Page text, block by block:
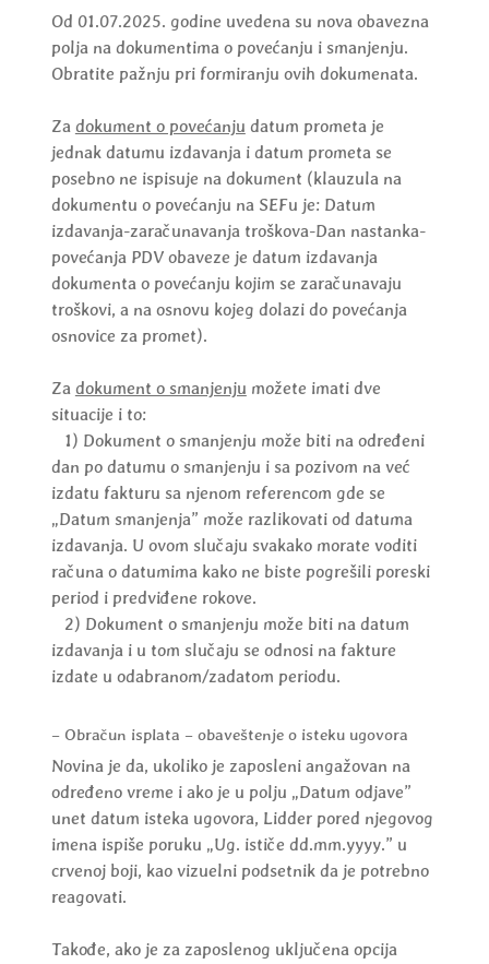
Od 01.07.2025. godine uvedena su nova obavezna
polja na dokumentima o povećanju i smanjenju.
Obratite pažnju pri formiranju ovih dokumenata.
Za dokument o povećanju datum prometa je
jednak datumu izdavanja i datum prometa se
posebno ne ispisuje na dokument (klauzula na
dokumentu o povećanju na SEFu je: Datum
izdavanja-zaračunavanja troškova-Dan nastanka-
povećanja PDV obaveze je datum izdavanja
dokumenta o povećanju kojim se zaračunavaju
troškovi, a na osnovu kojeg dolazi do povećanja
osnovice za promet).
Za dokument o smanjenju možete imati dve
situacije i to:
1) Dokument o smanjenju može biti na određeni
dan po datumu o smanjenju i sa pozivom na već
izdatu fakturu sa njenom referencom gde se
„Datum smanjenja” može razlikovati od datuma
izdavanja. U ovom slučaju svakako morate voditi
računa o datumima kako ne biste pogrešili poreski
period i predviđene rokove.
2) Dokument o smanjenju može biti na datum
izdavanja i u tom slučaju se odnosi na fakture
izdate u odabranom/zadatom periodu.
– Obračun isplata – obaveštenje o isteku ugovora
Novina je da, ukoliko je zaposleni angažovan na
određeno vreme i ako je u polju „Datum odjave”
unet datum isteka ugovora, Lidder pored njegovog
imena ispiše poruku „Ug. ističe dd.mm.yyyy.” u
crvenoj boji, kao vizuelni podsetnik da je potrebno
reagovati.
Takođe, ako je za zaposlenog uključena opcija